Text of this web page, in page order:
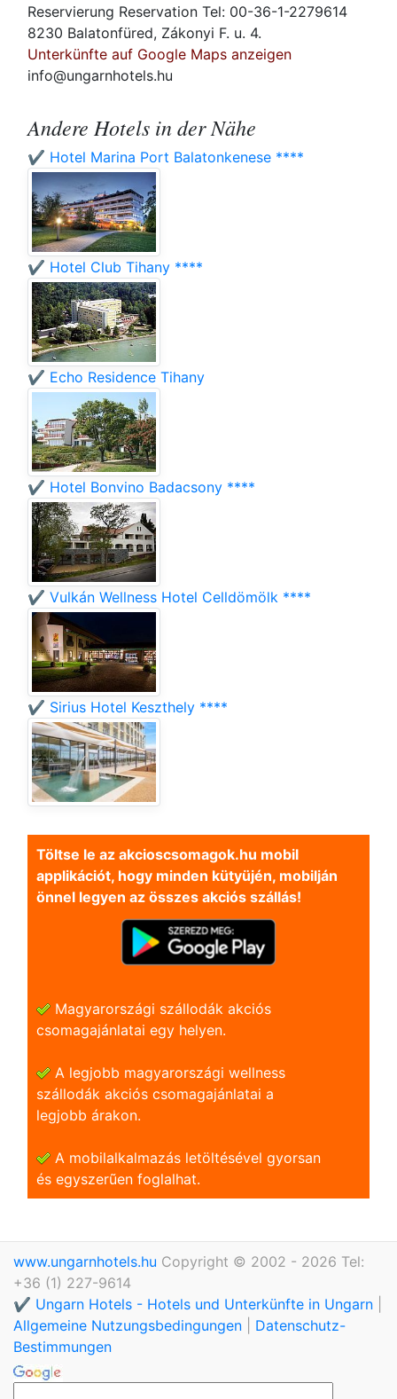
Reservierung Reservation Tel: 00-36-1-2279614
8230 Balatonfüred, Zákonyi F. u. 4.
Unterkünfte auf Google Maps anzeigen
info@ungarnhotels.hu
Andere Hotels in der Nähe
✔️ Hotel Marina Port Balatonkenese ****
✔️ Hotel Club Tihany ****
✔️ Echo Residence Tihany
✔️ Hotel Bonvino Badacsony ****
✔️ Vulkán Wellness Hotel Celldömölk ****
✔️ Sirius Hotel Keszthely ****
Töltse le az akcioscsomagok.hu mobil
applikációt, hogy minden kütyüjén, mobilján
önnel legyen az összes akciós szállás!
Magyarországi szállodák akciós
csomagajánlatai egy helyen.
A legjobb magyarországi wellness
szállodák akciós csomagajánlatai a
legjobb árakon.
A mobilalkalmazás letöltésével gyorsan
és egyszerũen foglalhat.
www.ungarnhotels.hu Copyright © 2002 - 2026 Tel:
+36 (1) 227-9614
✔️ Ungarn Hotels - Hotels und Unterkünfte in Ungarn
Allgemeine Nutzungsbedingungen
Datenschutz-
Bestimmungen